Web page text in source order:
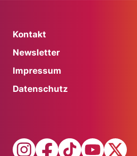
Kontakt
Newsletter
Impressum
Datenschutz